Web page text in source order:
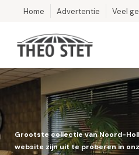
Home Advertentie Veel
Grootste collectie van Noord-
website zijn uit te proberen in